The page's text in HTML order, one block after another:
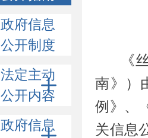
政府信息
公开制度
法定主动
公开内容
政府信息
《
南》）
例》、
关信息